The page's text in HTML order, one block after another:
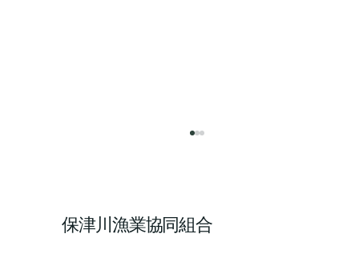
保津川漁業協同組合